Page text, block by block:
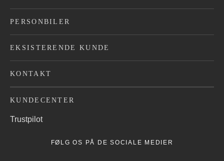
PERSONBILER
EKSISTERENDE KUNDE
KONTAKT
KUNDECENTER
Trustpilot
FØLG OS PÅ DE SOCIALE MEDIER